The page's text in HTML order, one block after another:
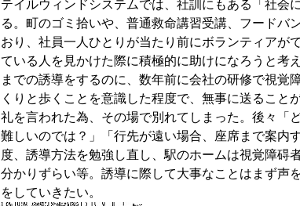
テイルウィンドシステムでは、社訓にもある「社会
る。町のゴミ拾いや、普通救命講習受講、フードバ
おり、社員一人ひとりが当たり前にボランティアが
ている人を見かけた際に積極的に助けになろうと考
までの誘導をするのに、数年前に会社の研修で視
くりと歩くことを意識した程度で、無事に送るこ
礼を言われた為、その場で別れてしまった。後々「
難しいのでは？」「行先が遠い場合、座席まで案内
度、誘導方法を勉強し直し、駅のホームは視覚障碍
分かりずらい等。誘導に際して大事なことはまず声
をしていきたい。